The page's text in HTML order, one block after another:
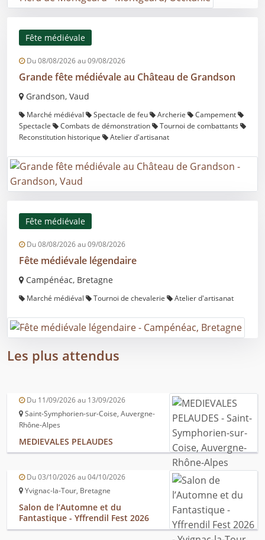
Fête médiévale
Du 08/08/2026 au 09/08/2026
Grande fête médiévale au Château de Grandson
Grandson, Vaud
Marché médiéval Spectacle de feu Archerie
Campement
Spectacle
Combats de démonstration
Tournoi de combattants
Reconstitution historique
Atelier d'artisanat
Fête médiévale
Du 08/08/2026 au 09/08/2026
Fête médiévale légendaire
Campénéac, Bretagne
Marché médiéval Tournoi de chevalerie Atelier d'artisanat
Les plus attendus
Du 11/09/2026 au 13/09/2026
Saint-Symphorien-sur-Coise, Auvergne-
Rhône-Alpes
MEDIEVALES PELAUDES
Du 03/10/2026 au 04/10/2026
Yvignac-la-Tour, Bretagne
Salon de l’Automne et du
Fantastique - Yffrendil Fest 2026